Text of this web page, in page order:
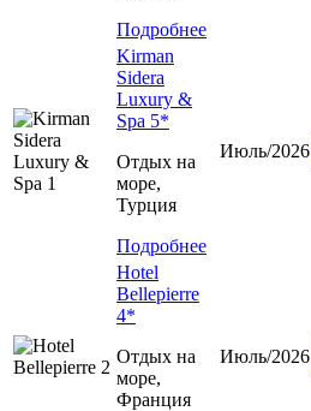
Подробнее
Kirman
Sidera
Luxury &
Spa 5*
Отдых на
море,
Турция
Подробнее
Июль/2026
Hotel
Bellepierre
4*
Отдых на
море,
Франция
Июль/2026